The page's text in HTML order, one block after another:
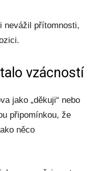
nevážil přítomnosti,
vzácností
jako „děkuji“ nebo
připomínkou, že
něco